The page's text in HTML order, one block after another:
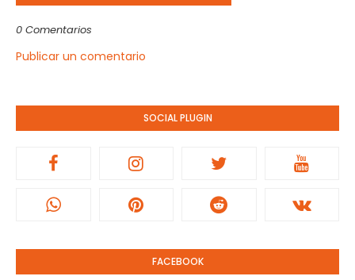
0 Comentarios
Publicar un comentario
SOCIAL PLUGIN
FACEBOOK